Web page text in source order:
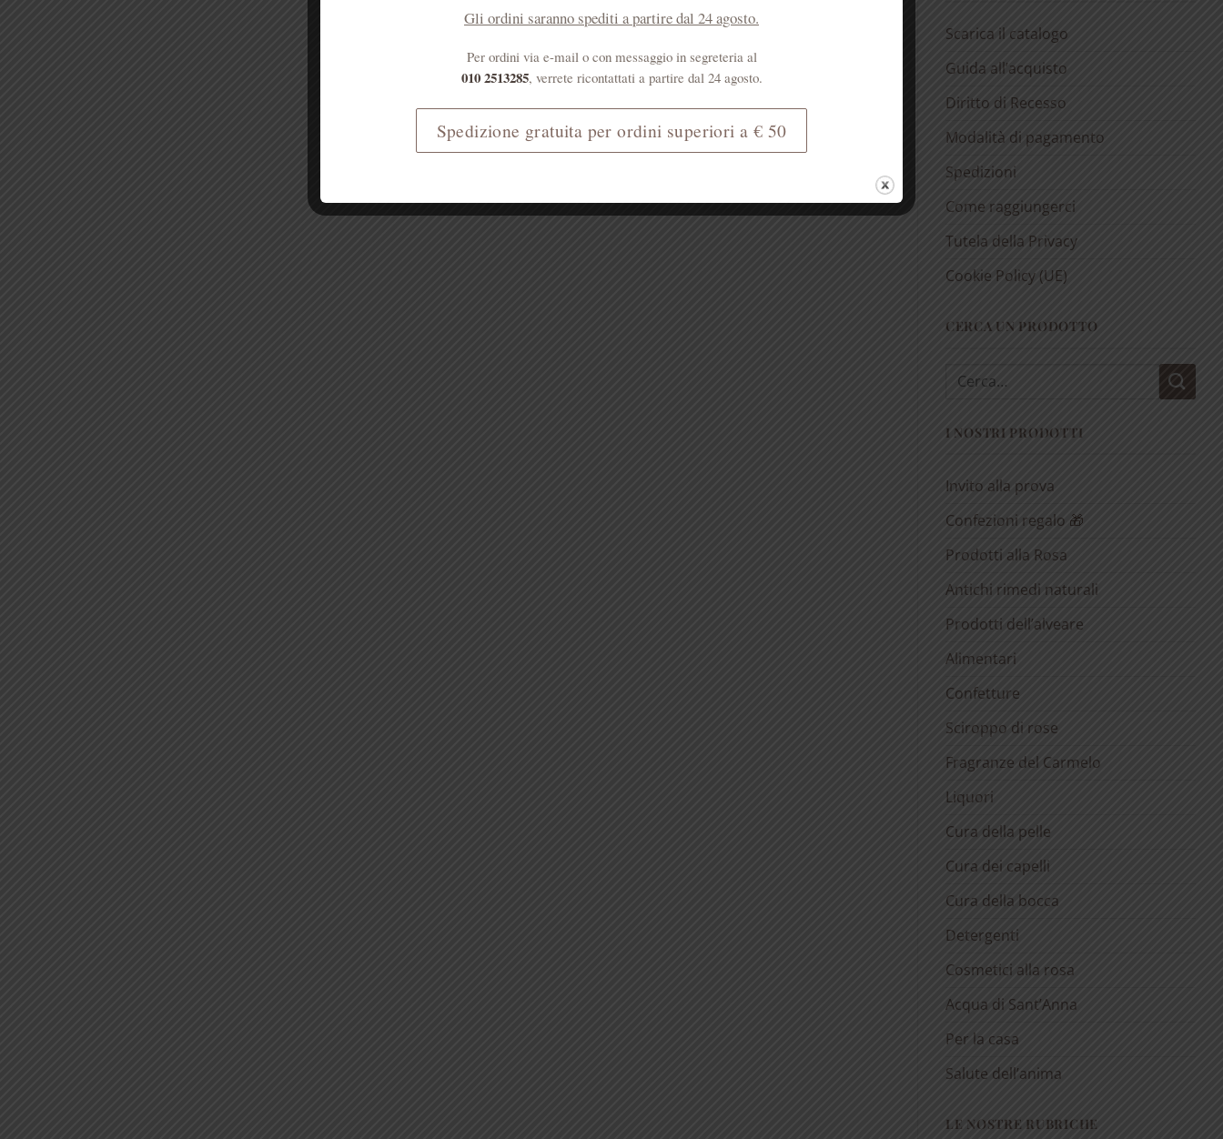
Scarica il catalogo
Guida all’acquisto
Diritto di Recesso
Modalità di pagamento
Spedizioni
Come raggiungerci
Tutela della Privacy
Cookie Policy (UE)
CERCA UN PRODOTTO
Cerca:
I NOSTRI PRODOTTI
Invito alla prova
Confezioni regalo 🎁
Prodotti alla Rosa
Antichi rimedi naturali
Prodotti dell’alveare
Alimentari
Confetture
Sciroppo di rose
Fragranze del Carmelo
Liquori
Cura della pelle
Cura dei capelli
Cura della bocca
Detergenti
Cosmetici alla rosa
Acqua di Sant’Anna
Per la casa
Salute dell’anima
LE NOSTRE RUBRICHE
Gli ordini saranno spediti a partire dal 24 agosto.
Per ordini via e-mail o con messaggio in segreteria al
010 2513285, verrete ricontattati a partire dal 24 agosto.
Spedizione gratuita per ordini superiori a € 50